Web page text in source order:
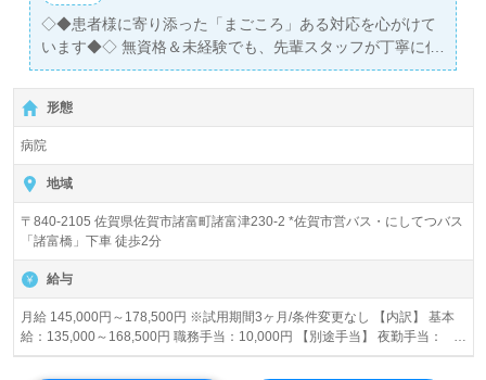
◇◆患者様に寄り添った「まごころ」ある対応を心がけて
います◆◇ 無資格＆未経験でも、先輩スタッフが丁寧に仕
事をお教えします！ ＞＞託児所（24時間対応）・職員寮
（単身用）あります＜＜
形態
病院
地域
〒840-2105 佐賀県佐賀市諸富町諸富津230-2 *佐賀市営バス・にしてつバス
「諸富橋」下車 徒歩2分
給与
月給 145,000円～178,500円 ※試用期間3ヶ月/条件変更なし 【内訳】 基本
給：135,000～168,500円 職務手当：10,000円 【別途手当】 夜勤手当：
7,800円/回 早出手当：300円/回 遅出手当：300円/回 急性期手当：1,000円/